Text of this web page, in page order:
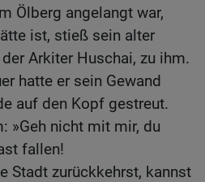
Ölberg angelangt war,
ist, stieß sein alter
Arkiter Huschai, zu ihm.
hatte er sein Gewand
auf den Kopf gestreut.
»Geh nicht mit mir, du
fallen!
Stadt zurückkehrst, kannst